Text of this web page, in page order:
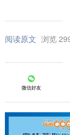
阅读原文 浏览
微信好友